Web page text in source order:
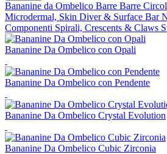
Bananine da Ombelico Barre Barre
Microdermal, Skin Diver & Surface Bar
Componenti Spirali, Crescents & Claws
Bananine Da Ombelico con Opali
Bananine Da Ombelico con Pendente
Bananine Da Ombelico Crystal Evolution
Bananine Da Ombelico Cubic Zirconia